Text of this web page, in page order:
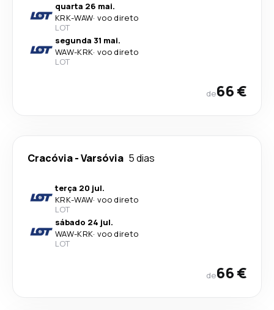
quarta 26 mai.
KRK-WAW· voo direto
LOT
segunda 31 mai.
WAW-KRK· voo direto
LOT
de66 €
Cracóvia-Varsóvia 5 dias
terça 20 jul.
KRK-WAW· voo direto
LOT
sábado 24 jul.
WAW-KRK· voo direto
LOT
de66 €